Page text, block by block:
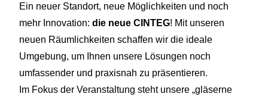
Ein neuer Standort, neue Möglichkeiten und noch
mehr Innovation: die neue CINTEG! Mit unseren
neuen Räumlichkeiten schaffen wir die ideale
Umgebung, um Ihnen unsere Lösungen noch
umfassender und praxisnah zu präsentieren.
Im Fokus der Veranstaltung steht unsere „gläserne